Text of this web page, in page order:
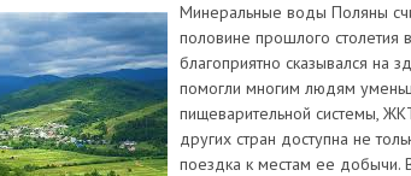
Минеральные воды Поляны
половине прошлого столетия
благоприятно сказывался на
помогли многим людям
пищеварительной системы,
других стран доступна не
поездка к местам ее добычи.